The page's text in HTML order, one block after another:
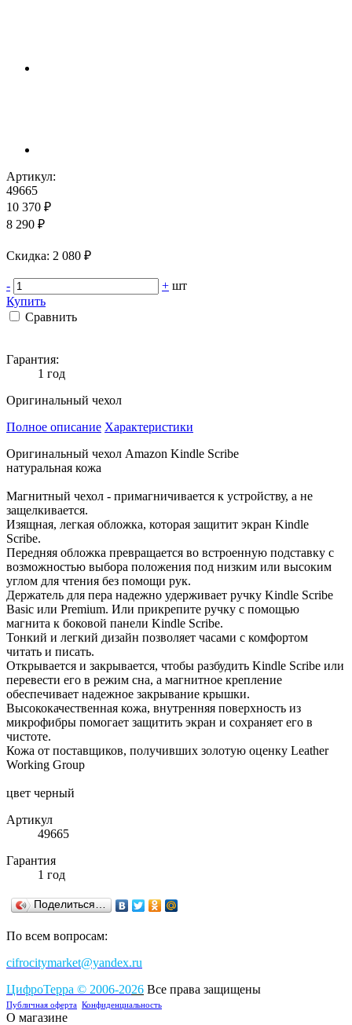
Артикул:
49665
10 370 ₽
8 290 ₽
Cкидка: 2 080 ₽
- + шт
Купить
Сравнить
Гарантия:
1 год
Оригинальный чехол
Полное описание Характеристики
Оригинальный чехол Amazon Kindle Scribe
натуральная кожа
Магнитный чехол - примагничивается к устройству, а не
защелкивается.
Изящная, легкая обложка, которая защитит экран Kindle
Scribe.
Передняя обложка превращается во встроенную подставку с
возможностью выбора положения под низким или высоким
углом для чтения без помощи рук.
Держатель для пера надежно удерживает ручку Kindle Scribe
Basic или Premium. Или прикрепите ручку с помощью
магнита к боковой панели Kindle Scribe.
Тонкий и легкий дизайн позволяет часами с комфортом
читать и писать.
Открывается и закрывается, чтобы разбудить Kindle Scribe или
перевести его в режим сна, а магнитное крепление
обеспечивает надежное закрывание крышки.
Высококачественная кожа, внутренняя поверхность из
микрофибры помогает защитить экран и сохраняет его в
чистоте.
Кожа от поставщиков, получивших золотую оценку Leather
Working Group
цвет черный
Артикул
49665
Гарантия
1 год
Поделиться…
По всем вопросам:
cifrocitymarket@yandex.ru
ЦифроТерра © 2006-2026 Все права защищены
Публичная оферта Конфиденциальность
О магазине